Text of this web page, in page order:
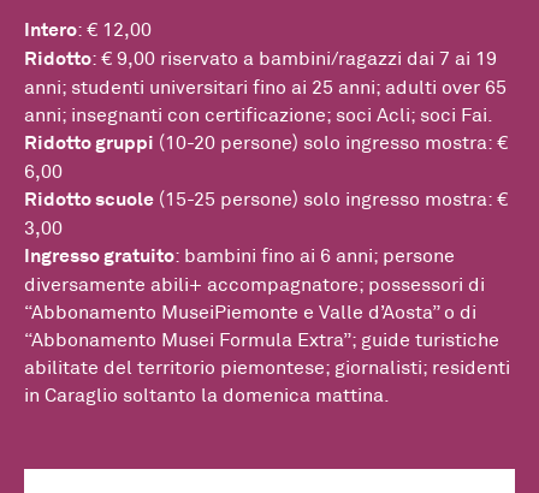
Intero: € 12,00
Ridotto: € 9,00 riservato a bambini/ragazzi dai 7 ai 19
anni; studenti universitari fino ai 25 anni; adulti over 65
anni; insegnanti con certificazione; soci Acli; soci Fai.
Ridotto gruppi (10-20 persone) solo ingresso mostra: €
6,00
Ridotto scuole (15-25 persone) solo ingresso mostra: €
3,00
Ingresso gratuito: bambini fino ai 6 anni; persone
diversamente abili+ accompagnatore; possessori di
“Abbonamento MuseiPiemonte e Valle d’Aosta” o di
“Abbonamento Musei Formula Extra”; guide turistiche
abilitate del territorio piemontese; giornalisti; residenti
in Caraglio soltanto la domenica mattina.